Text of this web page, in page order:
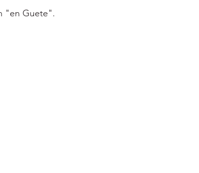
"en Guete".